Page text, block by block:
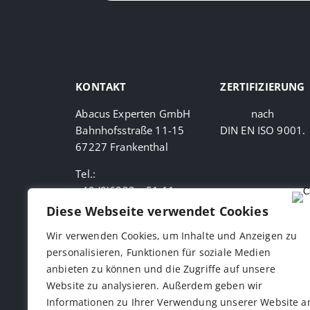
Diese Webseite verwendet Cookies
Wir verwenden Cookies, um Inhalte und Anzeigen zu
personalisieren, Funktionen für soziale Medien
anbieten zu können und die Zugriffe auf unsere
Website zu analysieren. Außerdem geben wir
Informationen zu Ihrer Verwendung unserer Website
KONTAKT
Abacus Experten GmbH
Bahnhofsstraße 11-15
67227 Frankenthal
Tel.:
+49 (0)6233 – 51 11
100
+49 (0)6233 – 51 11
199
Mail:info@abacus-
experten.de
ZERTIFIZIERUNG
nach
DIN EN ISO 9001.